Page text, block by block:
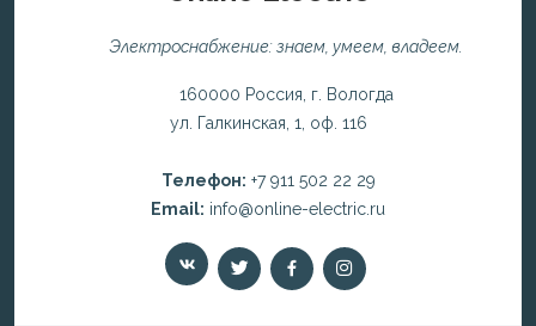
Электроснабжение: знаем, умеем, владеем.
160000 Россия, г. Вологда
ул. Галкинская, 1, оф. 116
Телефон: +7 911 502 22 29
Email: info@online-electric.ru